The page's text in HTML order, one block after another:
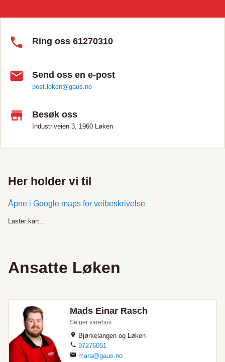
Ring oss 61270310
Send oss en e-post
post.loken@gaus.no
Besøk oss
Industriveien 3, 1960 Løken
Her holder vi til
Åpne i Google maps for veibeskrivelse
Laster kart...
Ansatte Løken
Mads Einar Rasch
Selger varehus
Bjørkelangen og Løken
97276051
mara@gaus.no